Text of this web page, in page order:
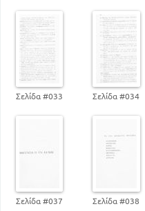
Σελίδα #033 Σελίδα #034
Σελίδα #037 Σελίδα #038